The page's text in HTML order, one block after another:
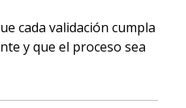
cada validación cumpla
y que el proceso sea